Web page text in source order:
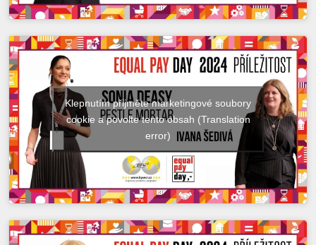
Klepnutím přijměte marketingové soubory
cookie a povolte tento obsah (Translation
error)